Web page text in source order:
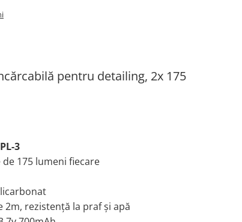
pentru detailing, 2x 175
3
175 lumeni fiecare
2m, rezistență la praf și apă